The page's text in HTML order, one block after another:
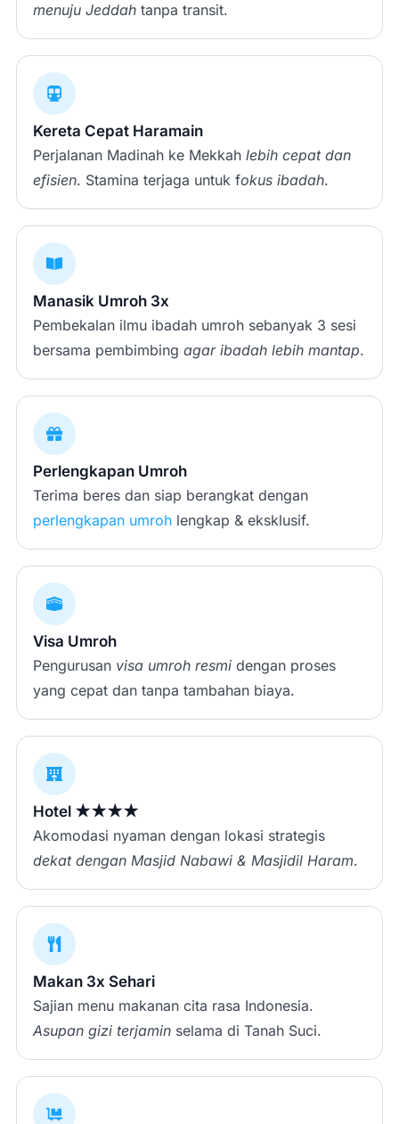
menuju Jeddah tanpa transit.
Kereta Cepat Haramain
Perjalanan Madinah ke Mekkah lebih cepat dan
efisien. Stamina terjaga untuk fokus ibadah.
Manasik Umroh 3x
Pembekalan ilmu ibadah umroh sebanyak 3 sesi
bersama pembimbing agar ibadah lebih mantap.
Perlengkapan Umroh
Terima beres dan siap berangkat dengan
perlengkapan umroh lengkap & eksklusif.
Visa Umroh
Pengurusan visa umroh resmi dengan proses
yang cepat dan tanpa tambahan biaya.
Hotel ★★★★
Akomodasi nyaman dengan lokasi strategis
dekat dengan Masjid Nabawi & Masjidil Haram.
Makan 3x Sehari
Sajian menu makanan cita rasa Indonesia.
Asupan gizi terjamin selama di Tanah Suci.